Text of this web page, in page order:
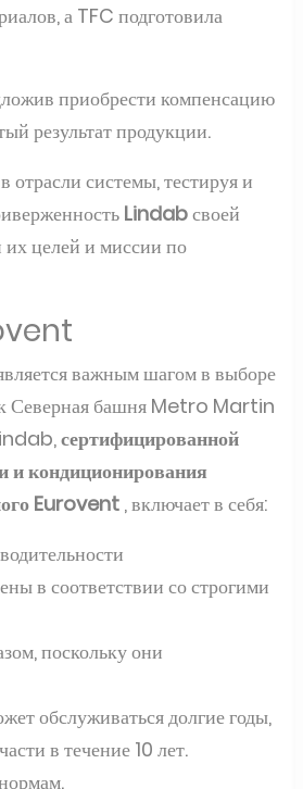
а TFC подготовила
приобрести компенсацию
результат продукции.
отрасли системы, тестируя и
Lindabсвоей
их целей и миссии по
важным шагом в выборе
Северная башня Metro Martin
сертифицированной
и кондиционирования
Eurovent, включает в себя:
в соответствии со строгими
поскольку они
обслуживаться долгие годы,
в течение 10 лет.